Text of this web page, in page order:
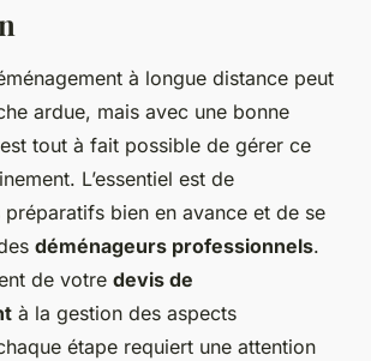
à longue distance peut
ardue, mais avec une bonne
tout à fait possible de gérer ce
L’essentiel est de
bien en avance et de se
déménageurs professionnels.
de votre devis de
à la gestion des aspects
étape requiert une attention